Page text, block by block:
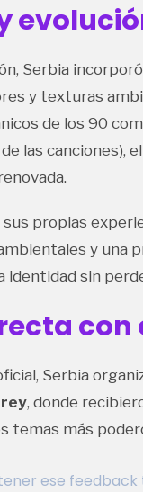
Serbia
y texturas
de los 90
las canciones),
propias
y una
identidad sin
con
Serbia
, donde
temas más
ese